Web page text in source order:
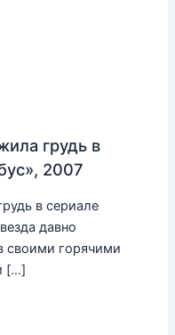
грудь в
2007
в сериале
давно
своими горячими
[…]